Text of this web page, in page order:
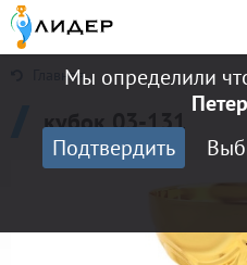
Мы определили
Подтвердить
Главная
кубок 03-131